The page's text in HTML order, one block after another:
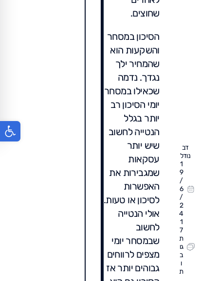
דב
נודל
1
9
/
6
/
2
4
1
7
ת
גו
ב
ו
ת
שחוצים.
הסיכון במסחר
והשקעות הוא
שהמחיר ילך
נגדך. נדמה
שכאילו במסחר
יומי הסיכון רב
יותר בגלל
הנטייה לחשוב
שיש יותר
עסקאות
שמגבירות את
האפשרות
לסיכון או טעות.
אולי הנטייה
לחשוב
שבמסחר יומי
מצפים לרווחים
גבוהים יותר אז
פתח